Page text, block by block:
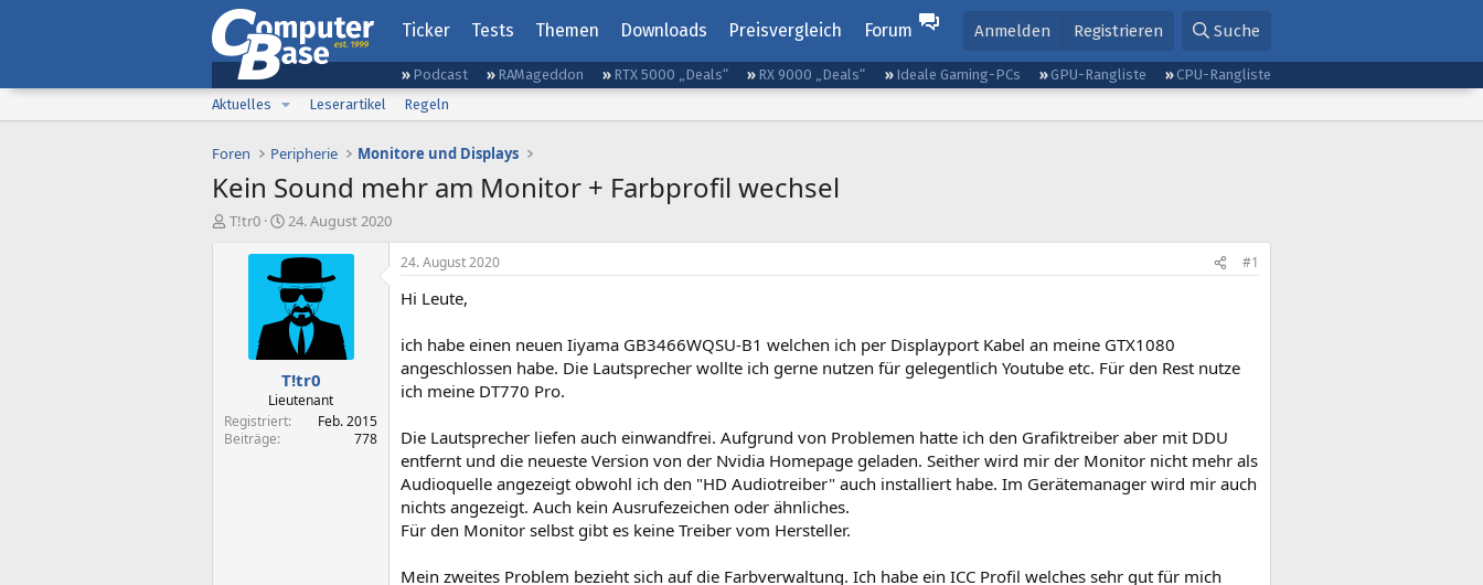
Ticker Tests Themen Downloads Preisvergleich Forum Anmelden Registrieren Suche
Podcast RAMageddon RTX 5000 „Deals“ RX 9000 „Deals“ Ideale Gaming-PCs GPU-Rangliste
CPU-Rangliste
Aktuelles
Leserartikel Regeln
Foren Peripherie Monitore und Displays
Kein Sound mehr am Monitor + Farbprofil wechsel
E
T!tr0
E
s
t
e
l
l
t
a
m
24. August 2020
T!tr0
Lieutenant
Registriert
Feb. 2015
Beiträge
778
24. August 2020 #1
Hi Leute,
ich habe einen neuen Iiyama GB3466WQSU-B1 welchen ich per Displayport Kabel an meine GTX1080
angeschlossen habe. Die Lautsprecher wollte ich gerne nutzen für gelegentlich Youtube etc. Für den Rest nutze
ich meine DT770 Pro.
Die Lautsprecher liefen auch einwandfrei. Aufgrund von Problemen hatte ich den Grafiktreiber aber mit DDU
entfernt und die neueste Version von der Nvidia Homepage geladen. Seither wird mir der Monitor nicht mehr als
Audioquelle angezeigt obwohl ich den "HD Audiotreiber" auch installiert habe. Im Gerätemanager wird mir auch
nichts angezeigt. Auch kein Ausrufezeichen oder ähnliches.
Für den Monitor selbst gibt es keine Treiber vom Hersteller.
Mein zweites Problem bezieht sich auf die Farbverwaltung. Ich habe ein ICC Profil welches sehr gut für mich